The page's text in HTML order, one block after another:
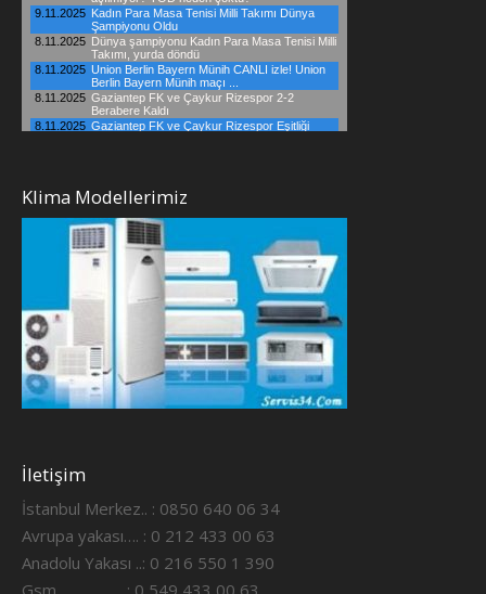
Klima Modellerimiz
İletişim
İstanbul Merkez.. : 0850 640 06 34
Avrupa yakası…. : 0 212 433 00 63
Anadolu Yakası ..: 0 216 550 1 390